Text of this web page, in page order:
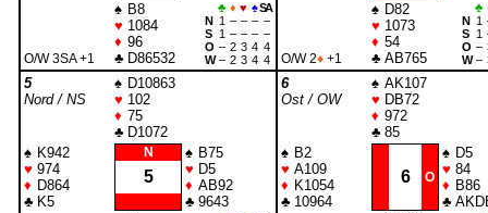
O/W 3SA+1
♠ B8
♥ 1084
♦ 96
♣ D86532
♣ ♦ ♥ ♠ SA
N
1 – – – –
S
1 – – – –
O – 2 3 4 4
W – 2 3 4 4 O/W 2♦ +1
♠ D82
♥ 1073
♦ 54
♣ AB765
♣
N
1
S
1
O –
W –
5
Nord / NS
♠ D10863
♥ 102
♦ 75
♣ D1072
♠ K942
♥ 974
♦ D864
♣ K5
N
5
♠ B75
♥ D5
♦ AB92
♣ 9643
6
Ost / OW
♠ AK107
♥ DB72
♦ 972
♣ 85
♠ B2
♥ A109
♦ K1054
♣ 10964
6 O
♠ D5
♥ 84
♦ B86
♣